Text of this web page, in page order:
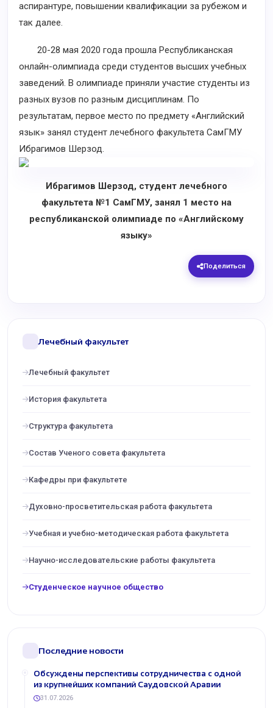
аспирантуре, повышении квалификации за рубежом и
так далее.
20-28 мая 2020 года прошла Республиканская
онлайн-олимпиада среди студентов высших учебных
заведений. В олимпиаде приняли участие студенты из
разных вузов по разным дисциплинам. По
результатам, первое место по предмету «Английский
язык» занял студент лечебного факультета СамГМУ
Ибрагимов Шерзод.
Ибрагимов Шерзод, студент лечебного
факультета №1 СамГМУ, занял 1 место на
республиканской олимпиаде по «Английскому
языку»
Поделиться
Лечебный факультет
Лечебный факультет
История факультета
Структура факультета
Состав Ученого совета факультета
Кафедры при факультете
Духовно-просветительская работа факультета
Учебная и учебно-методическая работа факультета
Научно-исследовательские работы факультета
Cтуденческое научное общество
Последние новости
Обсуждены перспективы сотрудничества с одной
из крупнейших компаний Саудовской Аравии
31.07.2026